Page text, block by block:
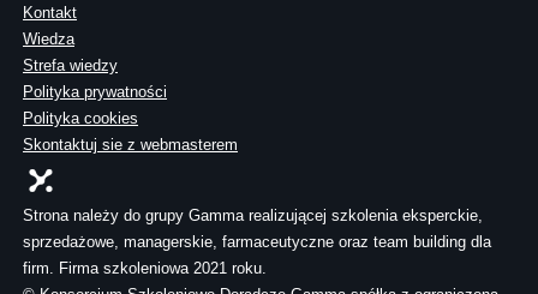
Kontakt
Wiedza
Strefa wiedzy
Polityka prywatności
Polityka cookies
Skontaktuj sie z webmasterem
Strona należy do grupy Gamma realizującej szkolenia eksperckie,
sprzedażowe, managerskie, farmaceutyczne oraz team building dla
firm. Firma szkoleniowa 2021 roku.